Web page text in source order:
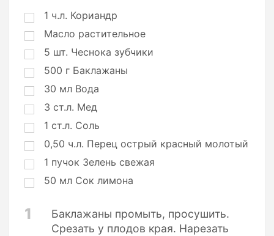
ц
и
1 ч.л. Кориандр
Масло растительное
5 шт. Чеснока зубчики
500 г Баклажаны
30 мл Вода
3 ст.л. Мед
1 ст.л. Соль
0,50 ч.л. Перец острый красный молотый
1 пучок Зелень свежая
50 мл Сок лимона
1
Баклажаны промыть, просушить.
Срезать у плодов края. Нарезать